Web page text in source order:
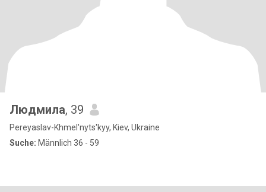
Людмила, 39
Pereyaslav-Khmel'nyts'kyy, Kiev, Ukraine
Suche: Männlich 36 - 59